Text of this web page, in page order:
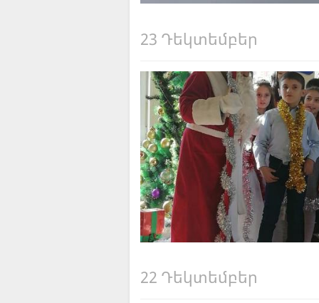
23 Դեկտեմբեր
22 Դեկտեմբեր